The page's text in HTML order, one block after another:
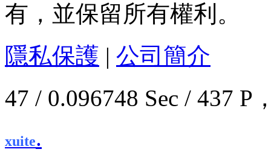
有，並保留所有權利。
隱私保護 | 公司簡介
47 / 0.096748 Sec / 437
xuite.